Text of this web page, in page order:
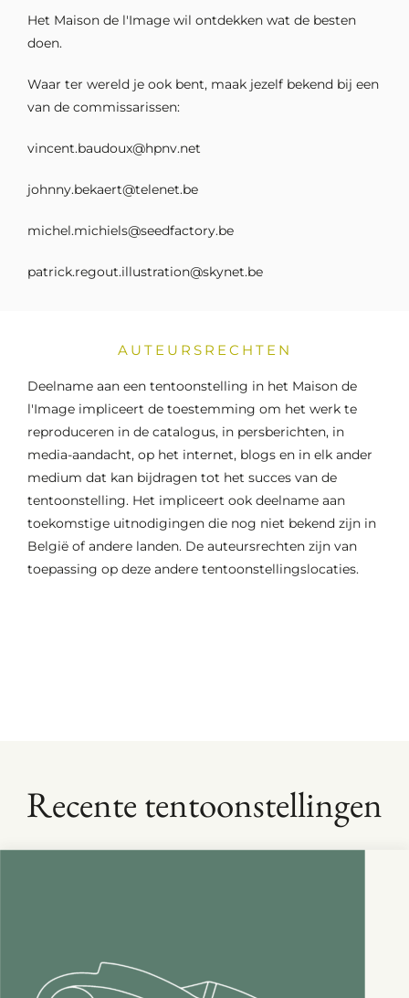
Het Maison de l'Image wil ontdekken wat de besten
doen.
Waar ter wereld je ook bent, maak jezelf bekend bij een
van de commissarissen:
vincent.baudoux@hpnv.net
johnny.bekaert@telenet.be
michel.michiels@seedfactory.be
patrick.regout.illustration@skynet.be
AUTEURSRECHTEN
Deelname aan een tentoonstelling in het Maison de
l'Image impliceert de toestemming om het werk te
reproduceren in de catalogus, in persberichten, in
media-aandacht, op het internet, blogs en in elk ander
medium dat kan bijdragen tot het succes van de
tentoonstelling. Het impliceert ook deelname aan
toekomstige uitnodigingen die nog niet bekend zijn in
België of andere landen. De auteursrechten zijn van
toepassing op deze andere tentoonstellingslocaties.
Recente tentoonstellingen